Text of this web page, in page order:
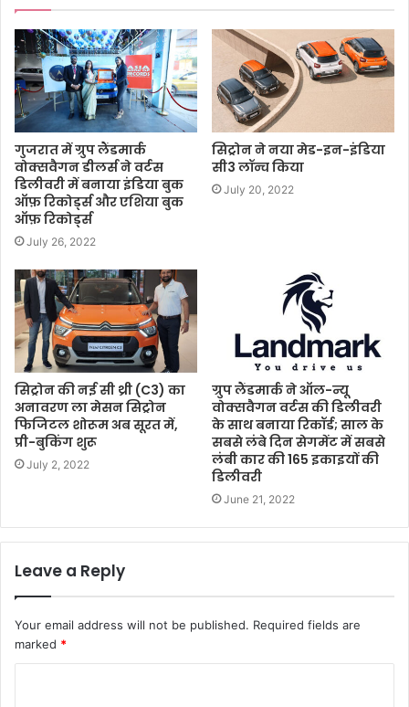
गुजरात में ग्रुप लैंडमार्क
वोक्सवैगन डीलर्स ने वर्टस
डिलीवरी में बनाया इंडिया बुक
ऑफ़ रिकोर्ड्स और एशिया बुक
ऑफ़ रिकोर्ड्स
July 26, 2022
सिट्रोन ने नया मेड-इन-इंडिया
सी3 लॉन्च किया
July 20, 2022
सिट्रोन की नई सी थ्री (C3) का
अनावरण ला मेसन सिट्रोन
फिजिटल शोरूम अब सूरत में,
प्री-बुकिंग शुरू
July 2, 2022
ग्रुप लैंडमार्क ने ऑल-न्यू
वोक्सवैगन वर्टस की डिलीवरी
के साथ बनाया रिकॉर्ड; साल के
सबसे लंबे दिन सेगमेंट में सबसे
लंबी कार की 165 इकाइयों की
डिलीवरी
June 21, 2022
Leave a Reply
Your email address will not be published. Required fields are
marked *